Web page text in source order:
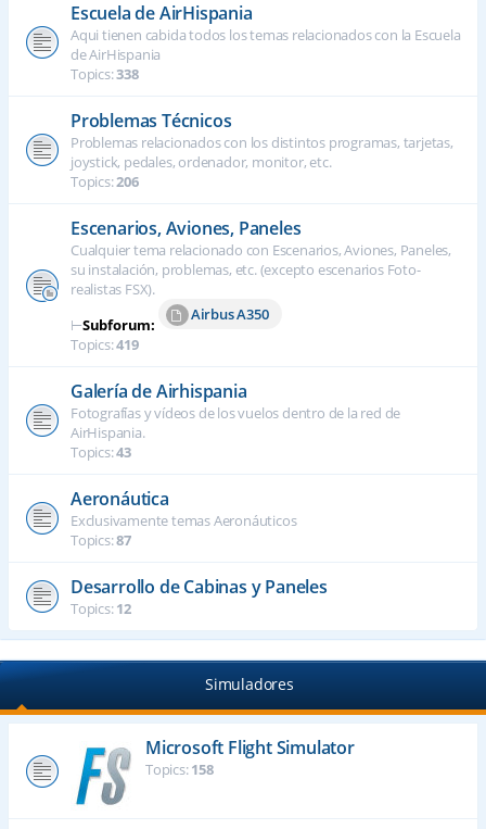
Escuela de AirHispania
Aqui tienen cabida todos los temas relacionados con la Escuela
de AirHispania
Topics:338
Problemas Técnicos
Problemas relacionados con los distintos programas, tarjetas,
joystick, pedales, ordenador, monitor, etc.
Topics:206
Escenarios, Aviones, Paneles
Cualquier tema relacionado con Escenarios, Aviones, Paneles,
su instalación, problemas, etc. (excepto escenarios Foto-
realistas FSX).
⊢Subforum:
Airbus A350
Topics:419
Galería de Airhispania
Fotografías y vídeos de los vuelos dentro de la red de
AirHispania.
Topics:43
Aeronáutica
Exclusivamente temas Aeronáuticos
Topics:87
Desarrollo de Cabinas y Paneles
Topics:12
Simuladores
Microsoft Flight Simulator
Topics:158